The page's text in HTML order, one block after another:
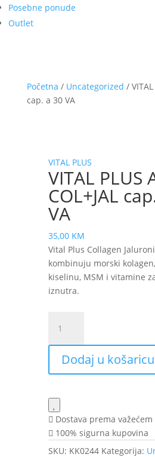
Posebne ponude
Outlet
Početna / Uncategorized / VITAL
cap. a 30 VA
VITAL PLUS
VITAL PLUS
COL+JAL
VA
35,00 KM
Vital Plus Collagen
kombinuju morski
kiselinu, MSM i vitamine
iznutra.
PLUS
ACTIVE
COL+JAL
cap.
30
VA
količina
Dodaj u košaricu
Dostava prema
100% sigurna kupovina
SKU: KK0244 Kategorija: